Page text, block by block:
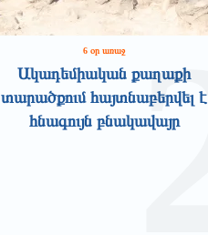
6 օր առաջ
Ակադեմիական քաղաքի
տարածքում հայտնաբերվել է
հնագույն բնակավայր
2